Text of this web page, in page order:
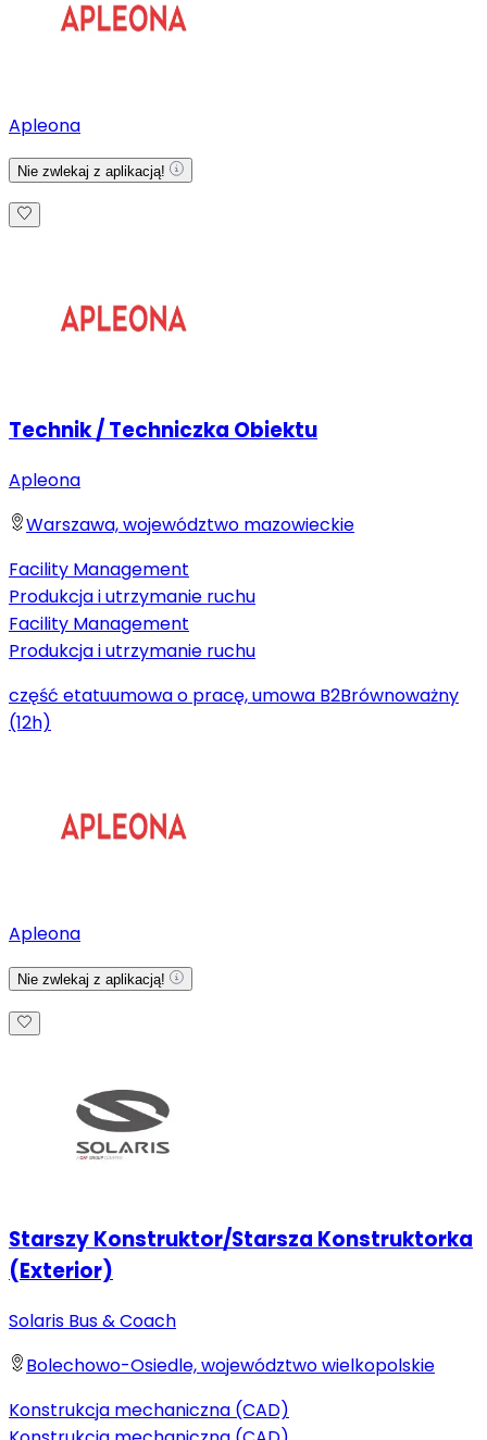
Apleona
Nie zwlekaj z aplikacją!
Technik / Techniczka Obiektu
Apleona
Warszawa, województwo mazowieckie
Facility Management
Produkcja i utrzymanie ruchu
Facility Management
Produkcja i utrzymanie ruchu
część etatuumowa o pracę, umowa B2Brównoważny
(12h)
Apleona
Nie zwlekaj z aplikacją!
Starszy Konstruktor/Starsza Konstruktorka
(Exterior)
Solaris Bus & Coach
Bolechowo-Osiedle, województwo wielkopolskie
Konstrukcja mechaniczna (CAD)